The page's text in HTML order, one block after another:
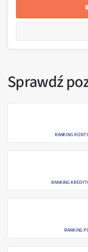
Sprawdź
RANKING KONT
RANKING
RANKING